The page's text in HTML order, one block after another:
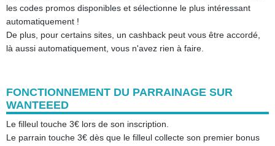
les codes promos disponibles et sélectionne le plus intéressant
automatiquement !
De plus, pour certains sites, un cashback peut vous être accordé,
là aussi automatiquement, vous n'avez rien à faire.
FONCTIONNEMENT DU PARRAINAGE SUR
WANTEEED
Le filleul touche 3€ lors de son inscription.
Le parrain touche 3€ dès que le filleul collecte son premier bonus